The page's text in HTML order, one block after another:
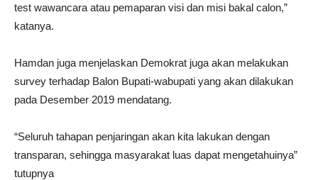
test wawancara atau pemaparan visi dan misi bakal calon‎,”
katanya.
Hamdan juga menjelaskan Demokrat juga akan melakukan
survey terhadap Balon Bupati-wabupati yang akan dilakukan
pada Desember 2019 mendatang.
“Seluruh tahapan penjaringan akan kita lakukan dengan
transparan, sehingga masyarakat luas dapat mengetahuinya”
tutupnya